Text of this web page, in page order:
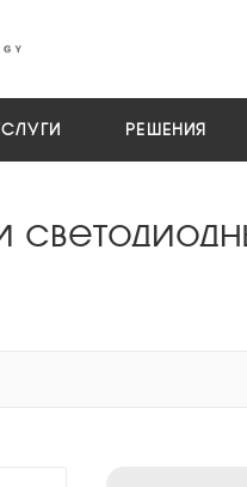
РЕШЕНИЯ